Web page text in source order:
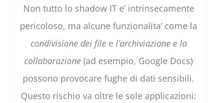
Non tutto lo shadow IT e’ intrinsecamente
pericoloso, ma alcune funzionalita’ come la
condivisione dei filee l’archiviazione e la
collaborazione (ad esempio, Google Docs)
possono provocare fughe di dati sensibili.
Questo rischio va oltre le sole applicazioni: